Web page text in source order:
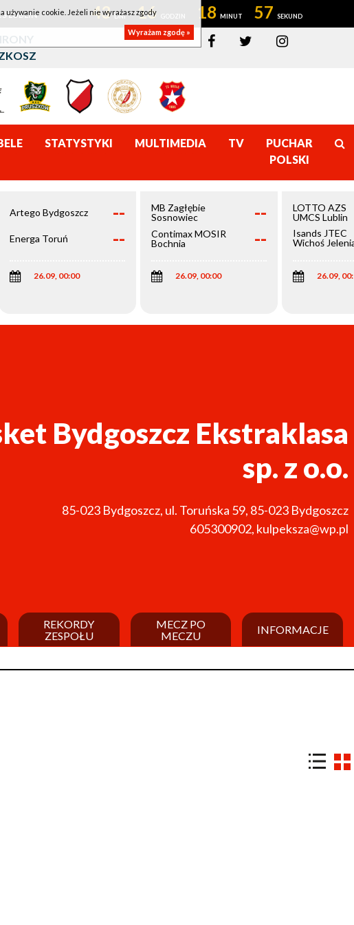
LUBLIN 43 16 18 57
STATYSTYKI MULTIMEDIA TV
PUCHAR
POLSKI
Artego Bydgoszcz --
Energa Toruń --
26.09, 00:00
MB Zagłębie
Sosnowiec
--
Contimax MOSIR
Bochnia
--
26.09, 00:00
LOTTO AZS
UMCS Lublin
Isands JTEC
Wichoś
26.09,
Bydgoszcz Ekstraklasa
sp. z o.o.
85-023 Bydgoszcz, ul. Toruńska 59, 85-023 Bydgoszcz
605300902, kulpeksza@wp.pl
REKORDY
ZESPOŁU
MECZ PO
MECZU
INFORMACJE
używanie cookie. Jeżeli nie wyrażasz zgody
Wyrażam zgodę »